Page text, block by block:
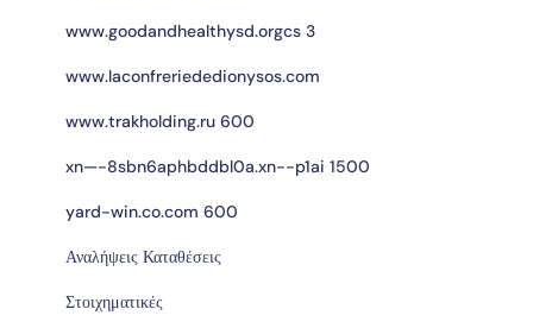
www.goodandhealthysd.orgcs 3
www.laconfreriededionysos.com
www.trakholding.ru 600
xn—-8sbn6aphbddbl0a.xn--p1ai 1500
yard-win.co.com 600
Αναλήψεις Καταθέσεις
Στοιχηματικές